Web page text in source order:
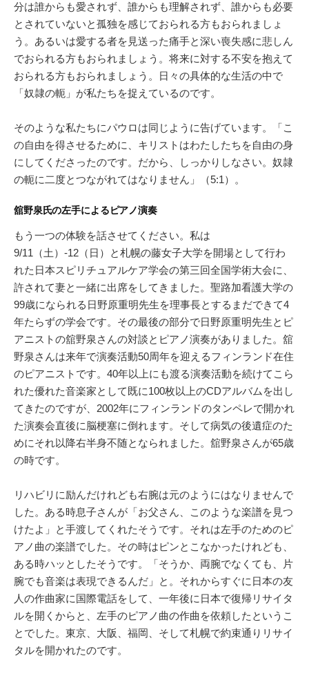
分は誰からも愛されず、誰からも理解されず、誰からも必要
とされていないと孤独を感じておられる方もおられましょ
う。あるいは愛する者を見送った痛手と深い喪失感に悲しん
でおられる方もおられましょう。将来に対する不安を抱えて
おられる方もおられましょう。日々の具体的な生活の中で
「奴隷の軛」が私たちを捉えているのです。
そのような私たちにパウロは同じように告げています。「こ
の自由を得させるために、キリストはわたしたちを自由の身
にしてくださったのです。だから、しっかりしなさい。奴隷
の軛に二度とつながれてはなりません」（5:1）。
舘野泉氏の左手によるピアノ演奏
もう一つの体験を話させてください。私は
9/11（土）-12（日）と札幌の藤女子大学を開場として行わ
れた日本スピリチュアルケア学会の第三回全国学術大会に、
許されて妻と一緒に出席をしてきました。聖路加看護大学の
99歳になられる日野原重明先生を理事長とするまだできて4
年たらずの学会です。その最後の部分で日野原重明先生とピ
アニストの舘野泉さんの対談とピアノ演奏がありました。舘
野泉さんは来年で演奏活動50周年を迎えるフィンランド在住
のピアニストです。40年以上にも渡る演奏活動を続けてこら
れた優れた音楽家として既に100枚以上のCDアルバムを出し
てきたのですが、2002年にフィンランドのタンペレで開かれ
た演奏会直後に脳梗塞に倒れます。そして病気の後遺症のた
めにそれ以降右半身不随となられました。舘野泉さんが65歳
の時です。
リハビリに励んだけれども右腕は元のようにはなりませんで
した。ある時息子さんが「お父さん、このような楽譜を見つ
けたよ」と手渡してくれたそうです。それは左手のためのピ
アノ曲の楽譜でした。その時はピンとこなかったけれども、
ある時ハッとしたそうです。「そうか、両腕でなくても、片
腕でも音楽は表現できるんだ」と。それからすぐに日本の友
人の作曲家に国際電話をして、一年後に日本で復帰リサイタ
ルを開くからと、左手のピアノ曲の作曲を依頼したというこ
とでした。東京、大阪、福岡、そして札幌で約束通りリサイ
タルを開かれたのです。